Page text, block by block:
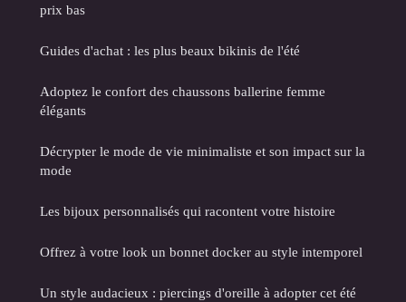
prix bas
Guides d'achat : les plus beaux bikinis de l'été
Adoptez le confort des chaussons ballerine femme
élégants
Décrypter le mode de vie minimaliste et son impact sur la
mode
Les bijoux personnalisés qui racontent votre histoire
Offrez à votre look un bonnet docker au style intemporel
Un style audacieux : piercings d'oreille à adopter cet été